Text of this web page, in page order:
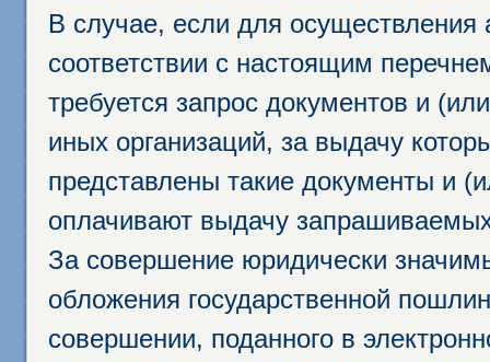
В случае, если для осуществления
соответствии с настоящим
требуется запрос документов и
иных организаций, за выдачу
представлены такие документы и
оплачивают выдачу
За совершение юридически
обложения государственной
совершении, поданного в